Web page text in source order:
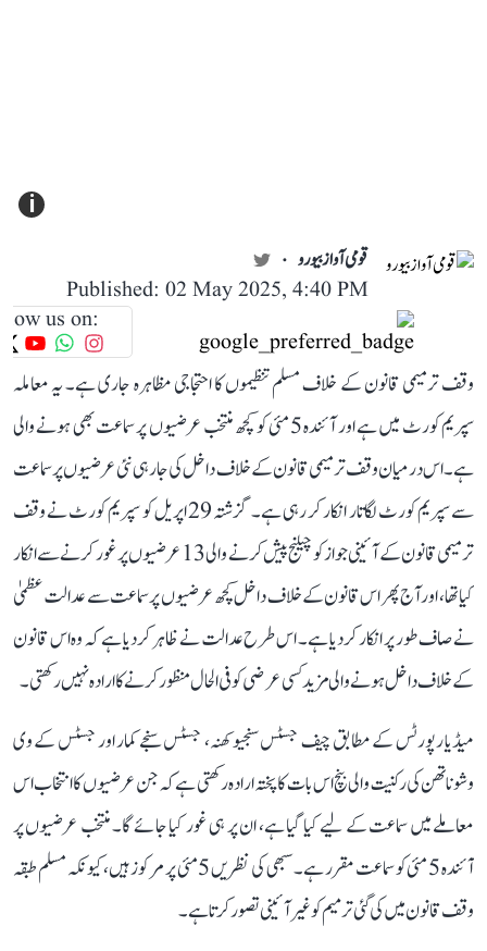
i
قومی آواز بیورو
Published: 02 May 2025, 4:40 PM
us on:
وقف ترمیمی قانون کے خلاف مسلم تنظیموں کا احتجاجی مظاہرہ جاری ہے۔ یہ معاملہ
سپریم کورٹ میں ہے اور آئندہ 5 مئی کو کچھ منتخب عرضیوں پر سماعت بھی ہونے والی
ہے۔ اس درمیان وقف ترمیمی قانون کے خلاف داخل کی جا رہی نئی عرضیوں پر سماعت
سے سپریم کورٹ لگاتار انکار کر رہی ہے۔ گزشتہ 29 اپریل کو سپریم کورٹ نے وقف
ترمیمی قانون کے آئینی جواز کو چیلنج پیش کرنے والی 13 عرضیوں پر غور کرنے سے انکار
کیا تھا، اور آج پھر اس قانون کے خلاف داخل کچھ عرضیوں پر سماعت سے عدالت عظمیٰ
نے صاف طور پر انکار کر دیا ہے۔ اس طرح عدالت نے ظاہر کر دیا ہے کہ وہ اس قانون
کے خلاف داخل ہونے والی مزید کسی عرضی کو فی الحال منظور کرنے کا ارادہ نہیں رکھتی۔
میڈیا رپورٹس کے مطابق چیف جسٹس سنجیو کھنہ، جسٹس سنجے کمار اور جسٹس کے وی
وشوناتھن کی رکنیت والی بنچ اس بات کا پختہ ارادہ رکھتی ہے کہ جن عرضیوں کا انتخاب اس
معاملے میں سماعت کے لیے کیا گیا ہے، ان پر ہی غور کیا جائے گا۔ منتخب عرضیوں پر
آئندہ 5 مئی کو سماعت مقرر ہے۔ سبھی کی نظریں 5 مئی پر مرکوز ہیں، کیونکہ مسلم طبقہ
وقف قانون میں کی گئی ترمیم کو غیر آئینی تصور کرتا ہے۔